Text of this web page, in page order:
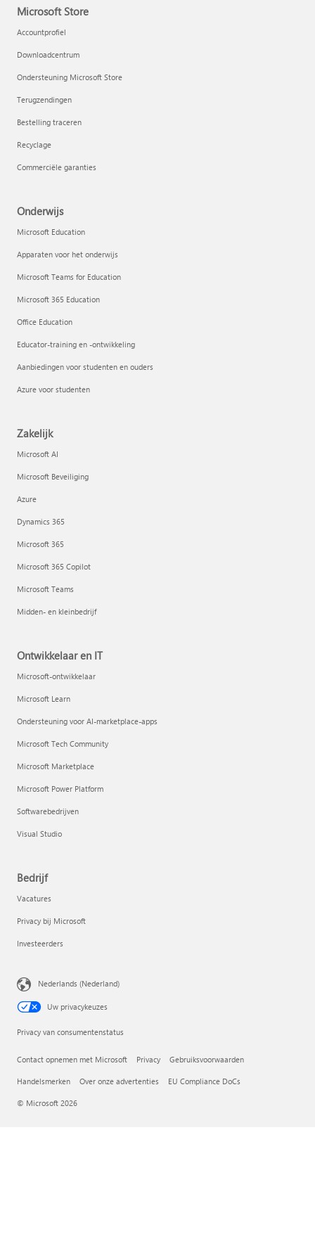
Microsoft Store
Accountprofiel
Downloadcentrum
Ondersteuning Microsoft Store
Terugzendingen
Bestelling traceren
Recyclage
Commerciële garanties
Onderwijs
Microsoft Education
Apparaten voor het onderwijs
Microsoft Teams for Education
Microsoft 365 Education
Office Education
Educator-training en -ontwikkeling
Aanbiedingen voor studenten en ouders
Azure voor studenten
Zakelijk
Microsoft AI
Microsoft Beveiliging
Azure
Dynamics 365
Microsoft 365
Microsoft 365 Copilot
Microsoft Teams
Midden- en kleinbedrijf
Ontwikkelaar en IT
Microsoft-ontwikkelaar
Microsoft Learn
Ondersteuning voor AI-marketplace-apps
Microsoft Tech Community
Microsoft Marketplace
Microsoft Power Platform
Softwarebedrijven
Visual Studio
Bedrijf
Vacatures
Privacy bij Microsoft
Investeerders
Nederlands (Nederland)
Uw privacykeuzes
Privacy van consumentenstatus
Contact opnemen met Microsoft Privacy Gebruiksvoorwaarden
Handelsmerken Over onze advertenties EU Compliance DoCs
© Microsoft 2026